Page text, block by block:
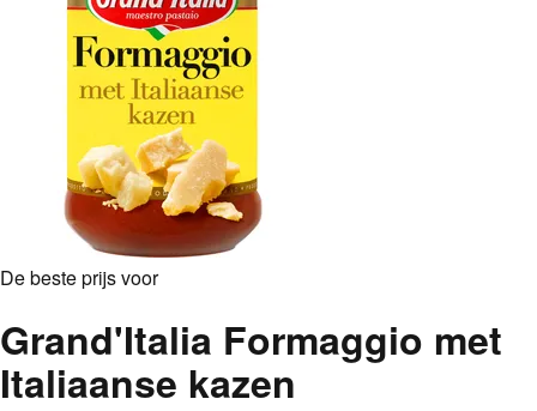
De beste prijs voor
Grand'Italia Formaggio met
Italiaanse kazen